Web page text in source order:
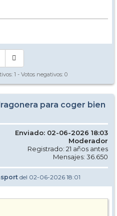
1 - Votos negativos: 0
para coger bien
Enviado: 02-06-2026 18:03
Moderador
Registrado: 21 años antes
Mensajes: 36.650
del 02-06-2026 18:01